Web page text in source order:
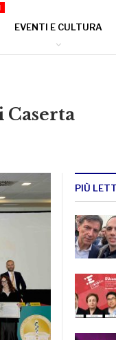
EVENTI E CULTURA
PIÙ